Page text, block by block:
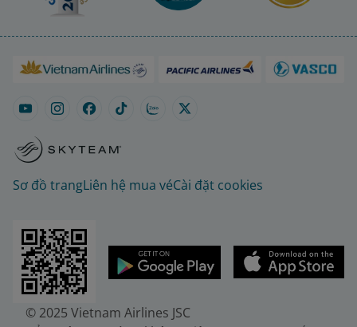
Sơ đồ trangLiên hệ mua véCài đặt cookies
© 2025 Vietnam Airlines JSC